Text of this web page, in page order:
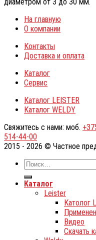
На главную
О компании
Контакты
Доставка и оплата
Каталог
Сервис
Каталог LEISTER
Каталог WELDY
Свяжитесь с нами: моб.
514-44-00
2015 - 2026 © Частное
Каталог
Leister
Католог
Видео
Скачать